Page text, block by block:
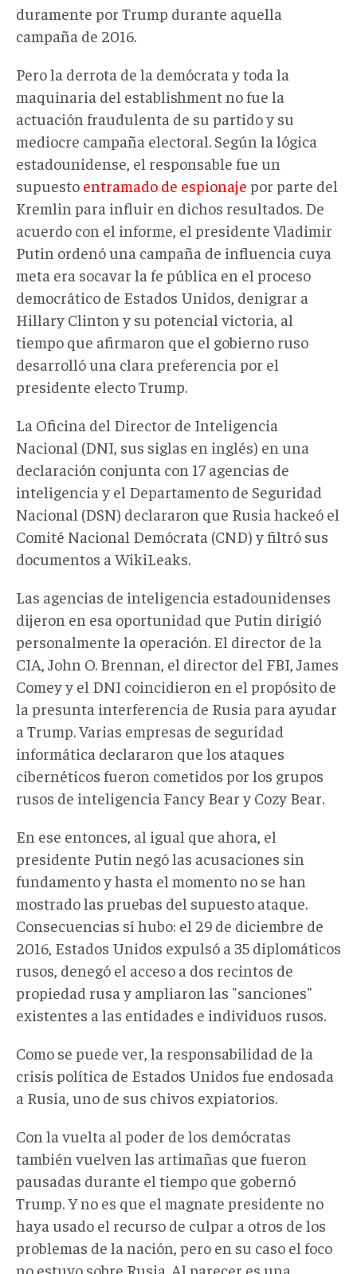
duramente por Trump durante aquella
campaña de 2016.
Pero la derrota de la demócrata y toda la
maquinaria del establishment no fue la
actuación fraudulenta de su partido y su
mediocre campaña electoral. Según la lógica
estadounidense, el responsable fue un
supuesto entramado de espionaje por parte del
Kremlin para influir en dichos resultados. De
acuerdo con el informe, el presidente Vladimir
Putin ordenó una campaña de influencia cuya
meta era socavar la fe pública en el proceso
democrático de Estados Unidos, denigrar a
Hillary Clinton y su potencial victoria, al
tiempo que afirmaron que el gobierno ruso
desarrolló una clara preferencia por el
presidente electo Trump.
La Oficina del Director de Inteligencia
Nacional (DNI, sus siglas en inglés) en una
declaración conjunta con 17 agencias de
inteligencia y el Departamento de Seguridad
Nacional (DSN) declararon que Rusia hackeó el
Comité Nacional Demócrata (CND) y filtró sus
documentos a WikiLeaks.
Las agencias de inteligencia estadounidenses
dijeron en esa oportunidad que Putin dirigió
personalmente la operación. El director de la
CIA, John O. Brennan, el director del FBI, James
Comey y el DNI coincidieron en el propósito de
la presunta interferencia de Rusia para ayudar
a Trump. Varias empresas de seguridad
informática declararon que los ataques
cibernéticos fueron cometidos por los grupos
rusos de inteligencia Fancy Bear y Cozy Bear.
En ese entonces, al igual que ahora, el
presidente Putin negó las acusaciones sin
fundamento y hasta el momento no se han
mostrado las pruebas del supuesto ataque.
Consecuencias sí hubo: el 29 de diciembre de
2016, Estados Unidos expulsó a 35 diplomáticos
rusos, denegó el acceso a dos recintos de
propiedad rusa y ampliaron las "sanciones"
existentes a las entidades e individuos rusos.
Como se puede ver, la responsabilidad de la
crisis política de Estados Unidos fue endosada
a Rusia, uno de sus chivos expiatorios.
Con la vuelta al poder de los demócratas
también vuelven las artimañas que fueron
pausadas durante el tiempo que gobernó
Trump. Y no es que el magnate presidente no
haya usado el recurso de culpar a otros de los
problemas de la nación, pero en su caso el foco
no estuvo sobre Rusia. Al parecer es una